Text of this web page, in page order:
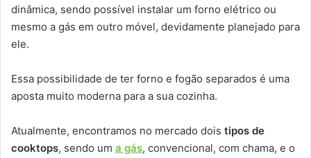
dinâmica, sendo possível instalar um forno elétrico ou
mesmo a gás em outro móvel, devidamente planejado para
ele.
Essa possibilidade de ter forno e fogão separados é uma
aposta muito moderna para a sua cozinha.
Atualmente, encontramos no mercado dois tipos de
cooktops, sendo um a gás, convencional, com chama, e o